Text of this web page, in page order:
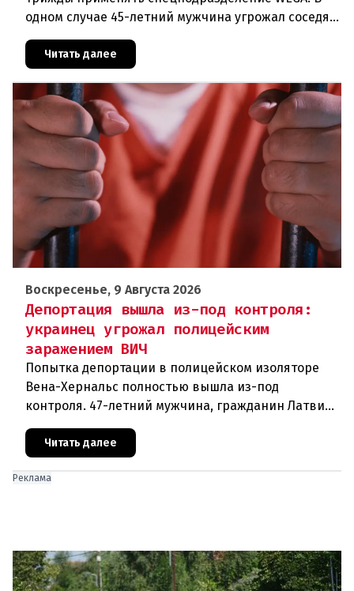
одном случае 45-летний мужчина угрожал соседям
набросился на родственника
Читать далее
Воскресенье, 9 Августа 2026
Депортация вышла из-под контроля:
украинец угрожал полицейским
заражением ВИЧ
Попытка депортации в полицейском изоляторе
Вена-Хернальс полностью вышла из-под
контроля. 47-летний мужчина, гражданин Латвии,
оказал ожесточённое сопротивле
Читать далее
Реклама